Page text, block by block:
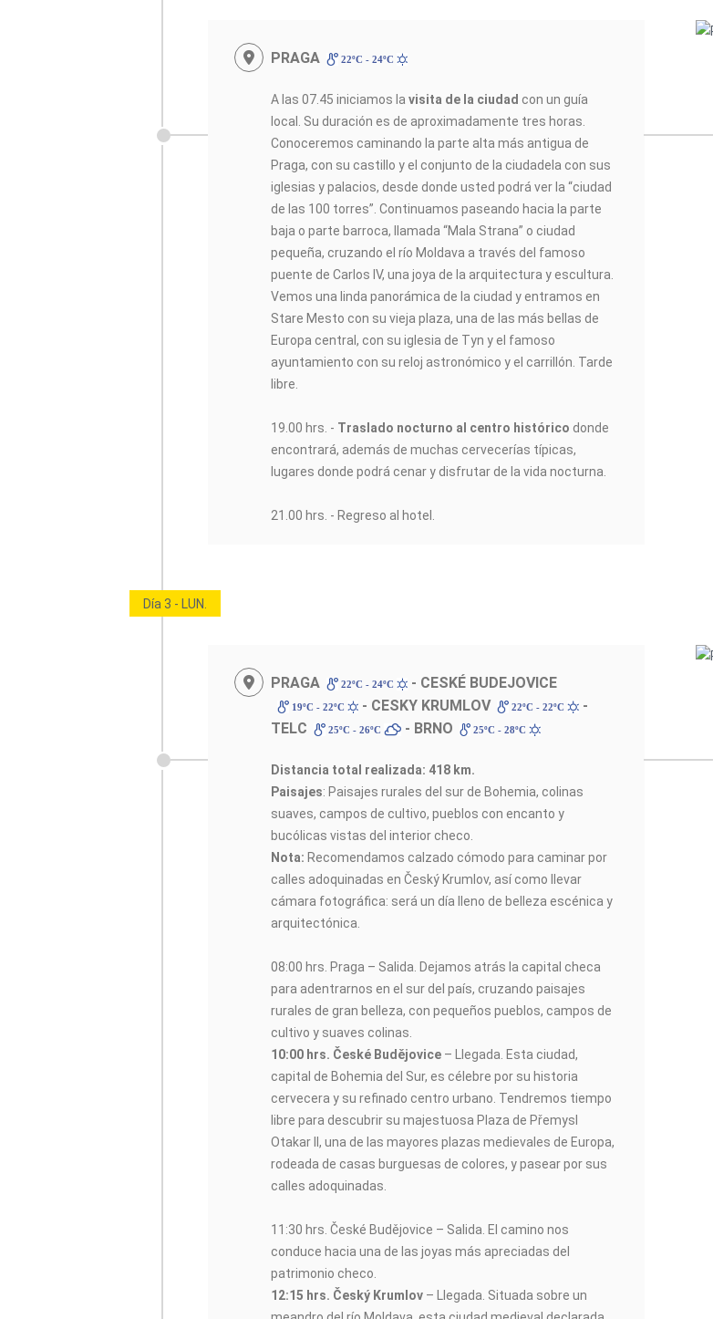
PRAGA 22ºC - 24ºC
A las 07.45 iniciamos lavisita de la ciudad con un guía
local. Su duración es de aproximadamente tres horas.
Conoceremos caminando la parte alta más antigua de
Praga, con su castillo y el conjunto de la ciudadela con sus
iglesias y palacios, desde donde usted podrá ver la “ciudad
de las 100 torres”. Continuamos paseando hacia la parte
baja o parte barroca, llamada “Mala Strana” o ciudad
pequeña, cruzando el río Moldava a través del famoso
puente de Carlos IV, una joya de la arquitectura y escultura.
Vemos una linda panorámica de la ciudad y entramos en
Stare Mesto con su vieja plaza, una de las más bellas de
Europa central, con su iglesia de Tyn y el famoso
ayuntamiento con su reloj astronómico y el carrillón. Tarde
libre.
19.00 hrs. - Traslado nocturno al centro histórico donde
encontrará, además de muchas cervecerías típicas,
lugares donde podrá cenar y disfrutar de la vida nocturna.
21.00 hrs. - Regreso al hotel.
Día 3 - LUN.
PRAGA 22ºC - 24ºC - CESKÉ BUDEJOVICE
19ºC - 22ºC - CESKY KRUMLOV 22ºC - 22ºC
-
TELC
25ºC - 26ºC - BRNO 25ºC - 28ºC
Distancia total realizada: 418 km.
Paisajes: Paisajes rurales del sur de Bohemia, colinas
suaves, campos de cultivo, pueblos con encanto y
bucólicas vistas del interior checo.
Nota: Recomendamos calzado cómodo para caminar por
calles adoquinadas en Český Krumlov, así como llevar
cámara fotográfica: será un día lleno de belleza escénica y
arquitectónica.
08:00 hrs. Praga – Salida. Dejamos atrás la capital checa
para adentrarnos en el sur del país, cruzando paisajes
rurales de gran belleza, con pequeños pueblos, campos de
cultivo y suaves colinas.
10:00 hrs. České Budějovice – Llegada. Esta ciudad,
capital de Bohemia del Sur, es célebre por su historia
cervecera y su refinado centro urbano. Tendremos tiempo
libre para descubrir su majestuosa Plaza de Přemysl
Otakar II, una de las mayores plazas medievales de Europa,
rodeada de casas burguesas de colores, y pasear por sus
calles adoquinadas.
11:30 hrs. České Budějovice – Salida. El camino nos
conduce hacia una de las joyas más apreciadas del
patrimonio checo.
12:15 hrs. Český Krumlov – Llegada. Situada sobre un